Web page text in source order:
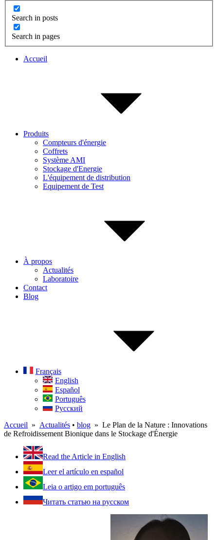
Search in posts
Search in pages
Accueil
Produits
Compteurs d'énergie
Coffrets
Système AMI
Stockage d'Energie
L'équipement de distribution
Equipement de Test
À propos
Actualités
Laboratoire
Contact
Blog
Français
English
Español
Português
Русский
Accueil » Actualités • blog » Le Plan de la Nature : Innovations
de Refroidissement Bionique dans le Stockage d'Énergie
Read the Article in English
Leer el artículo en español
Leia o artigo em português
Читать статью на русском